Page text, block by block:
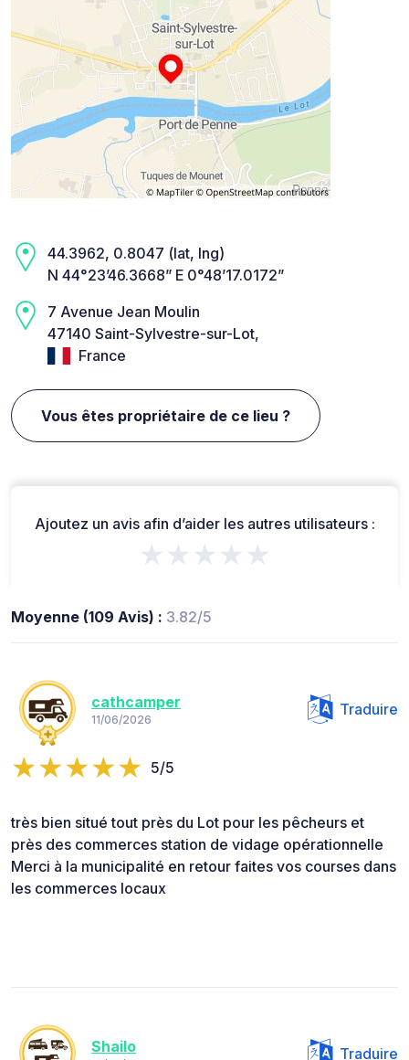
44.3962, 0.8047 (lat, lng)
N 44°23’46.3668” E 0°48’17.0172”
7 Avenue Jean Moulin
47140 Saint-Sylvestre-sur-Lot,
France
Vous êtes propriétaire de ce lieu ?
Ajoutez un avis afin d’aider les autres utilisateurs :
★★★★★
Moyenne (109 Avis) : 3.82/5
cathcamper
11/06/2026
Traduire
5/5
très bien situé tout près du Lot pour les pêcheurs et
près des commerces station de vidage opérationnelle
Merci à la municipalité en retour faites vos courses dans
les commerces locaux
Shailo Traduire